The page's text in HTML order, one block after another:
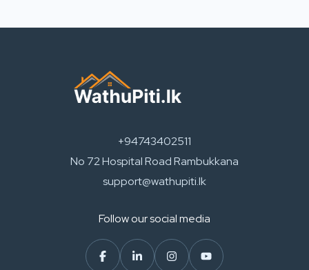
+94743402511
No 72 Hospital Road Rambukkana
support@wathupiti.lk
Follow our social media